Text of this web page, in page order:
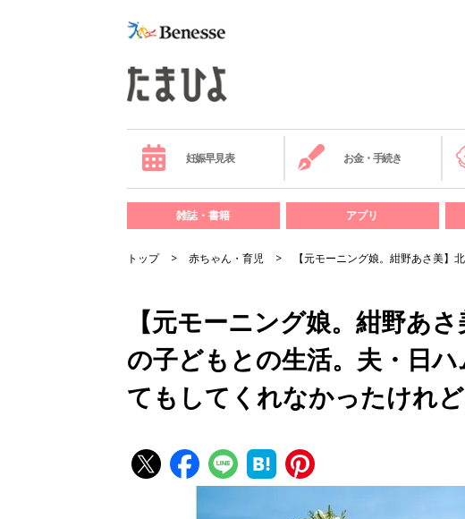
妊娠早見表 お金・手続き
雑誌・書籍 アプリ
トップ 赤ちゃん・育児 【元モーニング娘。紺野あさ美】
【元モーニング娘。紺野あ
の子どもとの生活。夫・日
てもしてくれなかったけれど